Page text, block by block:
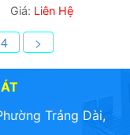
Giá: Liên Hệ
4 >
Trảng Dài,